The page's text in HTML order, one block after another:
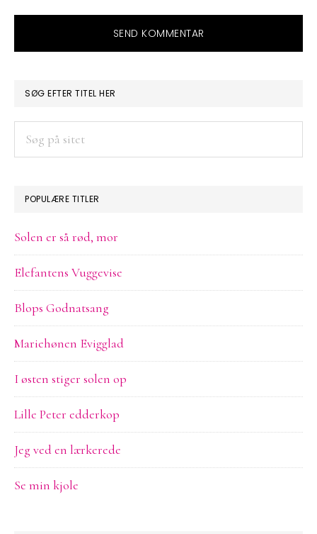
PRIMÆR
SIDEBAR
SØG EFTER TITEL HER
POPULÆRE TITLER
Solen er så rød, mor
Elefantens Vuggevise
Blops Godnatsang
Mariehønen Evigglad
I østen stiger solen op
Lille Peter edderkop
Jeg ved en lærkerede
Se min kjole